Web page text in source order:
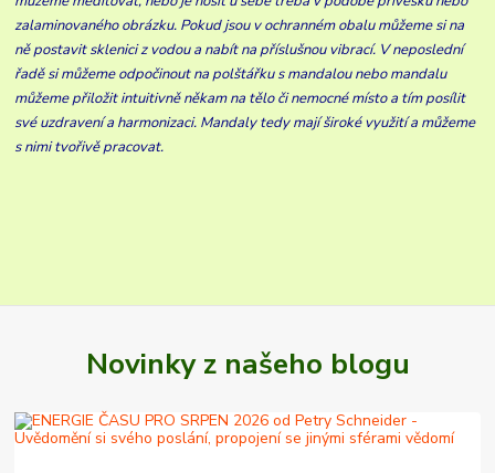
zalaminovaného obrázku. Pokud jsou v ochranném obalu můžeme si na
ně postavit sklenici z vodou a nabít na příslušnou vibrací. V neposlední
řadě si můžeme odpočinout na polštářku s mandalou nebo mandalu
můžeme přiložit intuitivně někam na tělo či nemocné místo a tím posílit
své uzdravení a harmonizaci. Mandaly tedy mají široké využití a můžeme
s nimi tvořivě pracovat.
Novinky z našeho blogu